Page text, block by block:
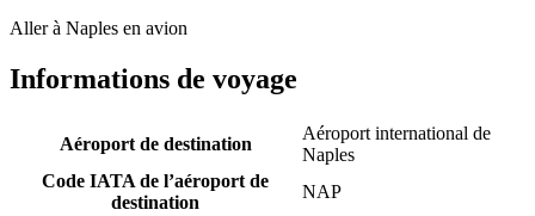
Aller à Naples en avion
Informations de voyage
Aéroport de destination
Aéroport international de
Naples
Code IATA de l’aéroport de
destination
NAP